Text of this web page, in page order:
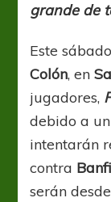
grande de
Este
Colón, en
jugadores,
debido a
intentarán
contra
serán